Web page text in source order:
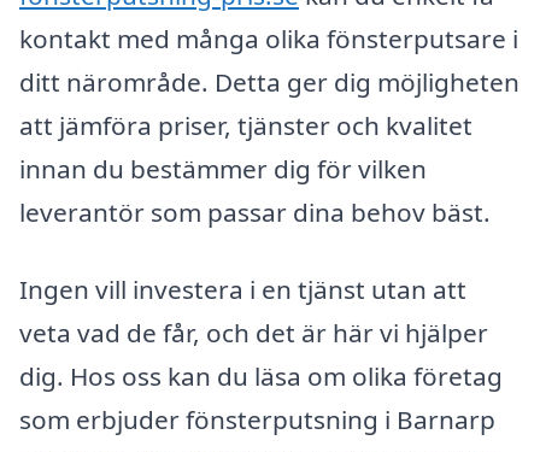
kontakt med många olika fönsterputsare i
ditt närområde. Detta ger dig möjligheten
att jämföra priser, tjänster och kvalitet
innan du bestämmer dig för vilken
leverantör som passar dina behov bäst.
Ingen vill investera i en tjänst utan att
veta vad de får, och det är här vi hjälper
dig. Hos oss kan du läsa om olika företag
som erbjuder fönsterputsning i Barnarp